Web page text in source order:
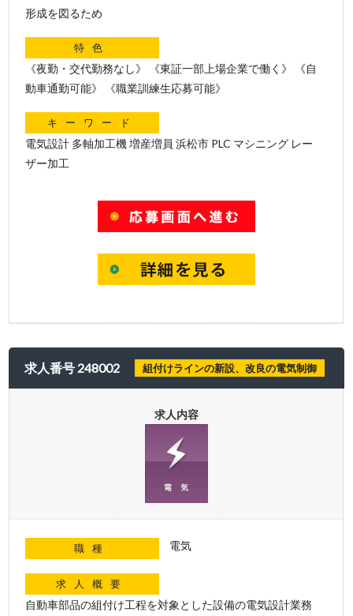
形成を図るため
特色
《夜勤・交代勤務なし》 《東証一部上場企業で働く》 《自
動車通勤可能》 《職業訓練生応募可能》
キーワード
電気設計 多軸加工機 増産増員 浜松市 PLC マシニング レー
ザー加工
求人番号 248002 組付けラインの新設、改良の電気制御
求人内容
職種 電気
求人概要
自動車部品の組付け工程を対象とした設備の電気設計業務